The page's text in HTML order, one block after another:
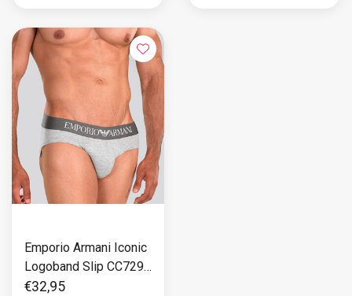
Emporio Armani Iconic
Logoband Slip CC729
Grau
€32,95